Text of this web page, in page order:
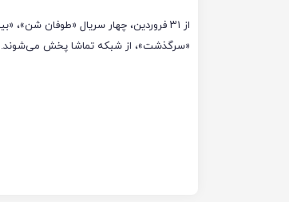
از ۳۱ فروردین، چهار سریال «طوفان شن»،
«سرگذشت»، از شبکه تماشا پخش می‌شوند.